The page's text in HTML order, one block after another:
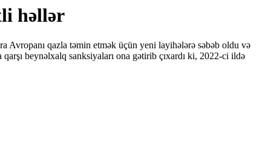
həllər
Avropanı qazla təmin etmək üçün yeni layihələrə səbəb oldu və
beynəlxalq sanksiyaları ona gətirib çıxardı ki, 2022-ci ildə